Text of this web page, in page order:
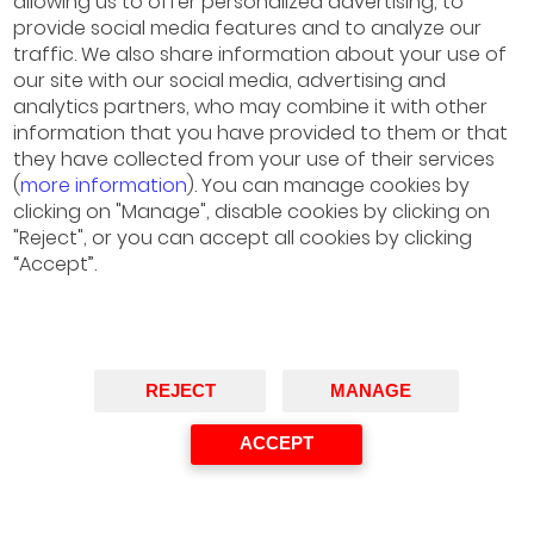
provide social media features and to analyze our
traffic. We also share information about your use of
our site with our social media, advertising and
analytics partners, who may combine it with other
information that you have provided to them or that
they have collected from your use of their services
(more information). You can manage cookies by
clicking on "Manage", disable cookies by clicking on
"Reject", or you can accept all cookies by clicking
“Accept”.
REJECT MANAGE
ACCEPT
President, Audi China